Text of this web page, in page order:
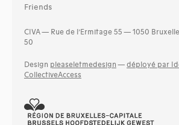
Friends
CIVA — Rue de l’Ermitage 55 — 1050
50
Design pleaseletmedesign — déployé par
CollectiveAccess